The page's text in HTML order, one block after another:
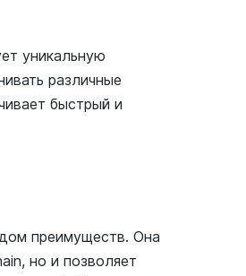
уникальную
различные
быстрый и
преимуществ. Она
но и позволяет